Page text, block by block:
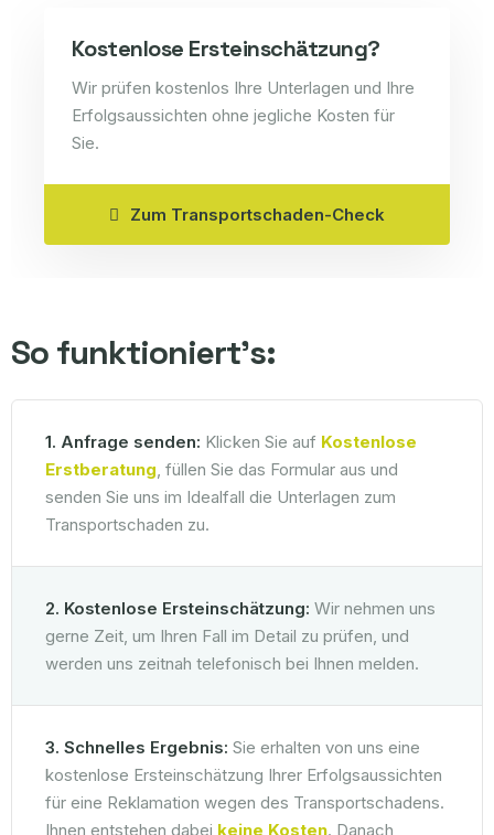
Kostenlose Ersteinschätzung?
Wir prüfen kostenlos Ihre Unterlagen und Ihre
Erfolgsaussichten ohne jegliche Kosten für
Sie.
Zum Transportschaden-Check
So funktioniert's:
1. Anfrage senden: Klicken Sie auf Kostenlose
Erstberatung , füllen Sie das Formular aus und
senden Sie uns im Idealfall die Unterlagen zum
Transportschaden zu.
2. Kostenlose Ersteinschätzung: Wir nehmen uns
gerne Zeit, um Ihren Fall im Detail zu prüfen, und
werden uns zeitnah telefonisch bei Ihnen melden.
3. Schnelles Ergebnis: Sie erhalten von uns eine
kostenlose Ersteinschätzung Ihrer Erfolgsaussichten
für eine Reklamation wegen des Transportschadens.
Ihnen entstehen dabei keine Kosten. Danach